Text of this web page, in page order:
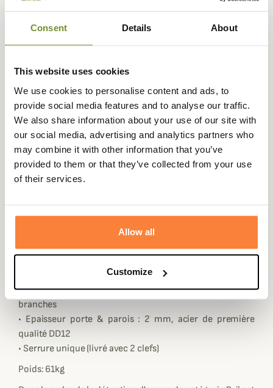
Consent Details About
This website uses cookies
We use cookies to personalise content and ads, to
provide social media features and to analyse our traffic.
We also share information about your use of our site with
our social media, advertising and analytics partners who
may combine it with other information that you’ve
provided to them or that they’ve collected from your use
of their services.
Allow all
Customize
porte et parois 2 mm
• Porte et parois en acier de 2 mm
• Intérieur en velours rouge
• Support pour fusils caoutchouté
• Coffre à munitions selon modèles
• Coffre fort pour 10 armes longues avec ouverture
centralisée à clef unique avec poignée actionnant les
tenons multiples.
• Intérieur du coffre et de la porte tapissés de velours
rouge.
P. 22 cm
• Petit coffre intérieur pour munitions ou valeurs : dim.
utiles H. 15 x L. 44 x P. 22 cm
• Râtelier en bois caoutchouté pour 8 fusils en 2 rangées.
• Cinq pênes mobiles - Ouverture avec poignée à 3
branches
• Epaisseur porte & parois : 2 mm, acier de première
qualité DD12
• Serrure unique (livré avec 2 clefs)
Poids: 61kg